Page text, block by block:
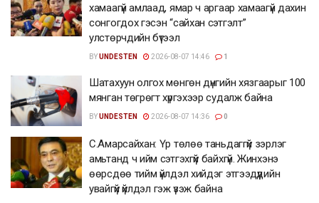
хамаагүй амлаад, ямар ч аргаар хамаагүй дахин
сонгогдох гэсэн “сайхан сэтгэлт”
улстөрчдийн бүтээл
BYUNDESTEN 2026-08-07 14:46 1
Шатахуун олгох мөнгөн дүнгийн хязгаарыг 100
мянган төгрөгт хүргэхээр судалж байна
BYUNDESTEN 2026-08-07 14:36 0
С.Амарсайхан: Үр төлөө таньдаггүй зэрлэг
амьтанд ч ийм сэтгэхгүй байхгүй. Жинхэнэ
өөрсдөө тийм үйлдэл хийдэг этгээдүүдийн
увайгүй үйлдэл гэж үзэж байна